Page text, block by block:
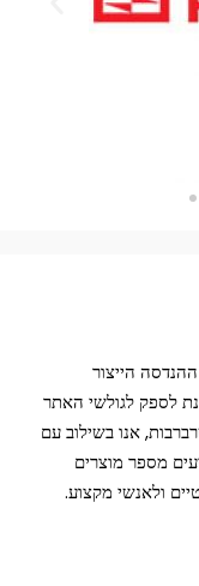
הייצור
לספק לגולשי האתר
אנו בשילוב עם
מספר מוצרים
ולאנשי מקצוע.